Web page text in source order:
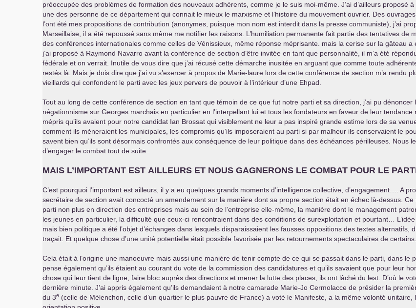
préoccupée des problèmes de formation des nouveaux adhérents, comme je le suis moi-même. J’ai d’ailleurs proposé
une des personne de ce département qui connait le mieux le marxisme et l’histoire du mouvement ouvrier. Des
l’ont été mes propositions de contribution (anonymes, puisque mon nom est interdit dans la presse communiste), j’ai
Marseillaise, il a été repoussé sans même me notifier les raisons. L’humiliation permanente fait partie des tentatives
des conférences internationales comme celles de Vénissieux, même réponse méprisante. mais la cerise sur la gâteau
j’ai proposé à Raymond Navarro avant la conférence de section d’être invitée en tant que personnalité, il m’a été
fédérale et on verrait. Inutile de vous dire que j’ai récusé cette démarche inusitée en arguant que comme toute
restés là. Mais je dois dire que j’ai vu s’exercer à propos de Marie-laure lors de cette conférence de section m’a rendu
vieillards qui confondent le parti avec les jeux pervers de pouvoir à l’intérieur d’une Ehpad.
Tout au long de cette conférence de section en tant que témoin de ce que fut notre parti et sa direction, j’ai pu
négationnisme sur Georges marchais en particulier en l’interpellant lui et tous les fondateurs en faveur de leur
mépris qu’ils avaient pour notre candidat Ian Brossat qui visiblement ne leur a pas inspiré grande estime lors de sa
comment ils mèneraient les municipales, les compromis qu’ils imposeraient au parti si par malheur ils conservaient le
savent bien qu’ils sont désormais confrontés aux conséquence de leur politique dans des échéances périlleuses. Nous
d’engager le combat tout de suite..
MAIS L’IMPORTANT EST AILLEURS ET NOUS GAGNERONS LE COMBAT POUR LE
C’est pourquoi l’important est ailleurs, il y a eu quelques grands moments d’intelligence collective, d’engagement…. A
secrétaire de section avait concocté un amendement sur la manière dont sa propre section était en échec là-dessus.
parti non plus en direction des entreprises mais au sein de l’entreprise elle-même, la manière dont le management
les jeunes en particulier, la difficulté que ceux-ci rencontraient dans des conditions de surexploitation et pourtant…
mais bien politique a été l’objet d’échanges dans lesquels disparaissaient les fausses oppositions des textes
traçait. Et quelque chose d’une unité potentielle était possible favorisée par les retournements spectaculaires de certains.
Cela était à l’origine une manoeuvre mais aussi une manière de tenir compte de ce qui se passait dans le parti, dans
pense également qu’ils étaient au courant du vote de la commission des candidatures et qu’ils savaient que pour leur
chose qui leur tient de ligne, faire bloc auprès des directions et mener la lutte des places, ils ont lâché du lest. D’où le
dernière minute. J’ai appris également qu’ils demandaient à notre camarade Marie-Jo Cermolacce de présider la
du 3e (celle de Mélenchon, celle d’un quartier le plus pauvre de France) a voté le Manifeste, a la même volonté